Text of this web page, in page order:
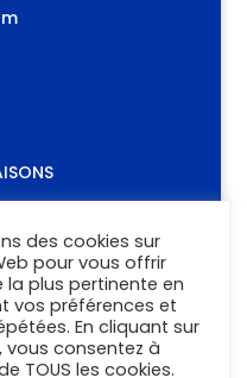
des cookies sur
pour vous offrir
la plus pertinente en
vos préférences et
En cliquant sur
vous consentez à
TOUS les cookies.